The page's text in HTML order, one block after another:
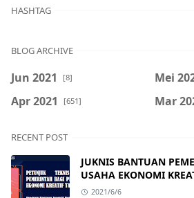
HASHTAG
BLOG ARCHIVE
Jun 2021 [8] Mei
Apr 2021 [651] Mar
RECENT POST
JUKNIS BANTUAN
USAHA EKONOMI
2021/6/6